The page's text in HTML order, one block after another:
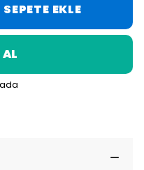
SEPETE EKLE